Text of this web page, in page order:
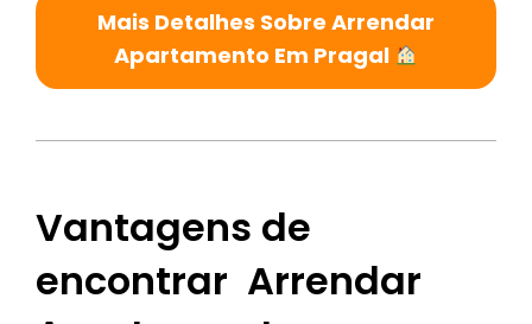
Mais Detalhes Sobre Arrendar
Apartamento Em Pragal
Vantagens de
encontrar Arrendar